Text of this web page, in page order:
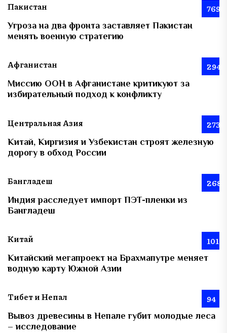
Пакистан 769
Угроза на два фронта заставляет Пакистан
менять военную стратегию
Афганистан 294
Миссию ООН в Афганистане критикуют за
избирательный подход к конфликту
Центральная Азия 273
Китай, Киргизия и Узбекистан строят железную
дорогу в обход России
Бангладеш 268
Индия расследует импорт ПЭТ-пленки из
Бангладеш
Китай 101
Китайский мегапроект на Брахмапутре меняет
водную карту Южной Азии
Тибет и Непал 94
Вывоз древесины в Непале губит молодые леса
– исследование